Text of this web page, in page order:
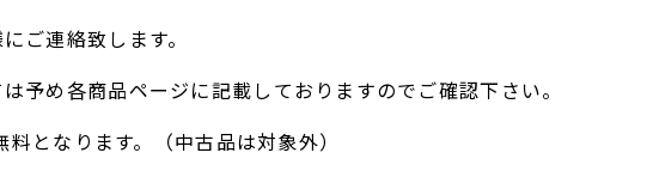
ご連絡致します。
め各商品ページに記載しておりますのでご確認下さい。
となります。（中古品は対象外）